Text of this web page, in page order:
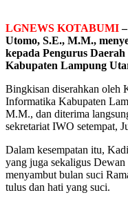
LGNEWS KOTABUMI
Utomo, S.E., M.M.,
kepada Pengurus
Kabupaten Lampung
Bingkisan diserahkan oleh
Informatika Kabupaten
M.M., dan diterima
sekretariat IWO setempat,
Dalam kesempatan itu,
yang juga sekaligus
menyambut bulan suci
tulus dan hati yang suci.